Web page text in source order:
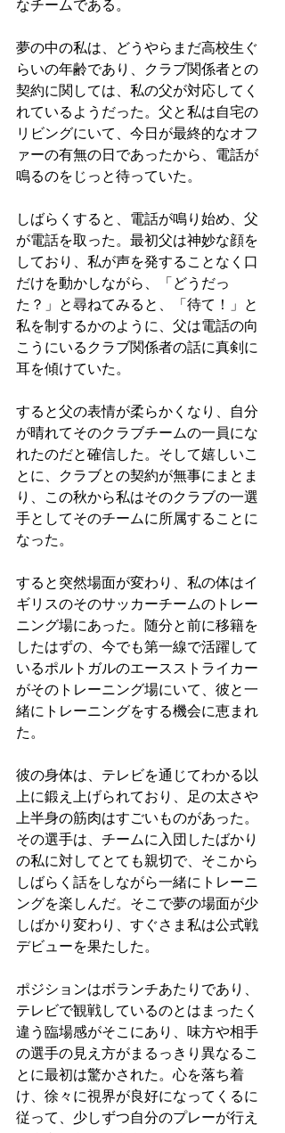
なチームである。
夢の中の私は、どうやらまだ高校生ぐ
らいの年齢であり、クラブ関係者との
契約に関しては、私の父が対応してく
れているようだった。父と私は自宅の
リビングにいて、今日が最終的なオフ
ァーの有無の日であったから、電話が
鳴るのをじっと待っていた。
しばらくすると、電話が鳴り始め、父
が電話を取った。最初父は神妙な顔を
しており、私が声を発することなく口
だけを動かしながら、「どうだっ
た？」と尋ねてみると、「待て！」と
私を制するかのように、父は電話の向
こうにいるクラブ関係者の話に真剣に
耳を傾けていた。
すると父の表情が柔らかくなり、自分
が晴れてそのクラブチームの一員にな
れたのだと確信した。そして嬉しいこ
とに、クラブとの契約が無事にまとま
り、この秋から私はそのクラブの一選
手としてそのチームに所属することに
なった。
すると突然場面が変わり、私の体はイ
ギリスのそのサッカーチームのトレー
ニング場にあった。随分と前に移籍を
したはずの、今でも第一線で活躍して
いるポルトガルのエースストライカー
がそのトレーニング場にいて、彼と一
緒にトレーニングをする機会に恵まれ
た。
彼の身体は、テレビを通じてわかる以
上に鍛え上げられており、足の太さや
上半身の筋肉はすごいものがあった。
その選手は、チームに入団したばかり
の私に対してとても親切で、そこから
しばらく話をしながら一緒にトレーニ
ングを楽しんだ。そこで夢の場面が少
しばかり変わり、すぐさま私は公式戦
デビューを果たした。
ポジションはボランチあたりであり、
テレビで観戦しているのとはまったく
違う臨場感がそこにあり、味方や相手
の選手の見え方がまるっきり異なるこ
とに最初は驚かされた。心を落ち着
け、徐々に視界が良好になってくるに
従って、少しずつ自分のプレーが行え